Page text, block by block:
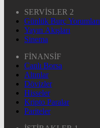
SERVİSLER 2
Günlük Burç Yorumları
Yayın Akışları
Sinema
FİNANSİF
Canlı Borsa
Altınlar
Dövizler
Hisseler
Kripto Paralar
Pariteler